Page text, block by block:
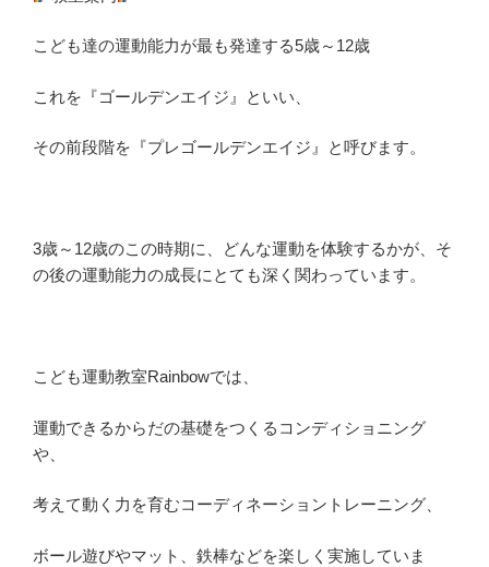
こども達の運動能力が最も発達する5歳～12歳
これを『ゴールデンエイジ』といい、
その前段階を『プレゴールデンエイジ』と呼びます。
3歳～12歳のこの時期に、どんな運動を体験するかが、そ
の後の運動能力の成長にとても深く関わっています。
こども運動教室Rainbowでは、
運動できるからだの基礎をつくるコンディショニング
や、
考えて動く力を育むコーディネーショントレーニング、
ボール遊びやマット、鉄棒などを楽しく実施していま